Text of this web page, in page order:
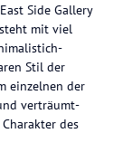
Side Gallery
mit viel
Stil der
einzelnen der
verträumt-
des